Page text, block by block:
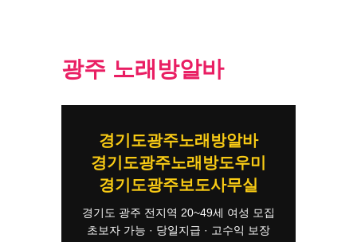
광주 노래방알바
경기도광주노래방알바
경기도광주노래방도우미
경기도광주보도사무실
경기도 광주 전지역 20~49세 여성 모집
초보자 가능 · 당일지급 · 고수익 보장